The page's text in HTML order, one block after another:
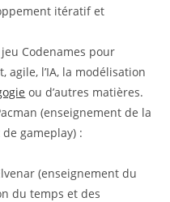
itératif et
Codenames pour
l’IA, la modélisation
ou d’autres matières.
(enseignement de la
gameplay) :
(enseignement du
du temps et des